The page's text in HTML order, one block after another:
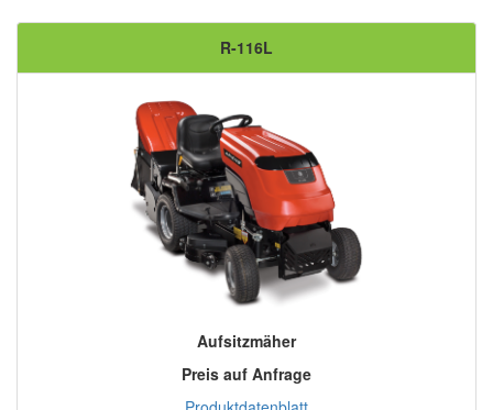
R-116L
Aufsitzmäher
Preis auf Anfrage